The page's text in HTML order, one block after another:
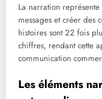
La narration
messages et créer des
histoires sont 22 fois
chiffres, rendant cette
communication
Les éléments